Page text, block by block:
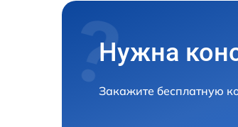
Нужна
Закажите бесплатную